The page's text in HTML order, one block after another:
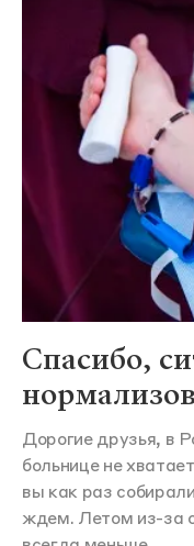
Спасибо,
Дорогие друзья, в
больнице не
вы как раз
ждем. Летом из-за